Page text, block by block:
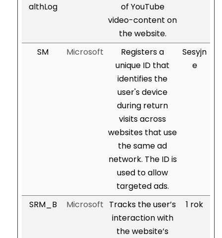
althLog
of YouTube
video-content on
the website.
SM Microsoft
Registers a
unique ID that
identifies the
user's device
during return
visits across
websites that use
the same ad
network. The ID is
used to allow
targeted ads.
Sesyjn
e
SRM_B Microsoft Tracks the user’s
interaction with
the website’s
1 rok